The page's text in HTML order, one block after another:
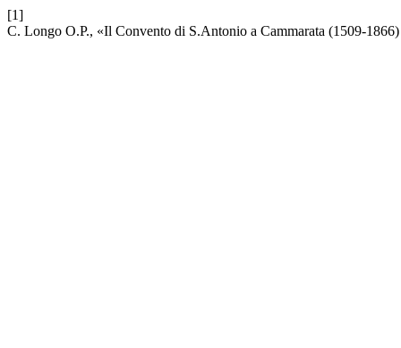
[1]
C. Longo O.P., «Il Convento di S.Antonio a Cammarata (1509-